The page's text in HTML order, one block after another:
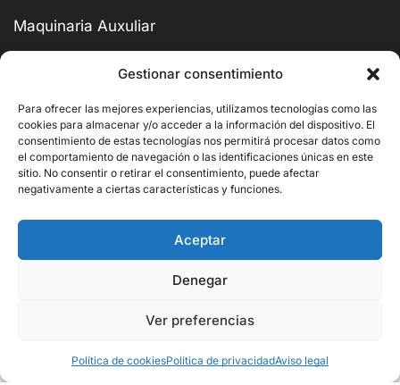
Gestionar consentimiento
Para ofrecer las mejores experiencias, utilizamos tecnologías como las
cookies para almacenar y/o acceder a la información del dispositivo. El
consentimiento de estas tecnologías nos permitirá procesar datos como
el comportamiento de navegación o las identificaciones únicas en este
sitio. No consentir o retirar el consentimiento, puede afectar
negativamente a ciertas características y funciones.
Aceptar
Denegar
Ver preferencias
Política de cookiesPolítica de privacidadAviso legal
437,80€
Maquinaria Auxuliar
Mobiliario
Menaje